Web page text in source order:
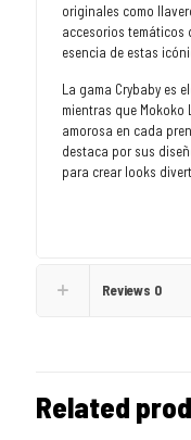
originales como
accesorios temáticos
esencia de estas
La gama Crybaby es
mientras que
amorosa en cada
destaca por sus
para crear looks
Reviews 0
Related